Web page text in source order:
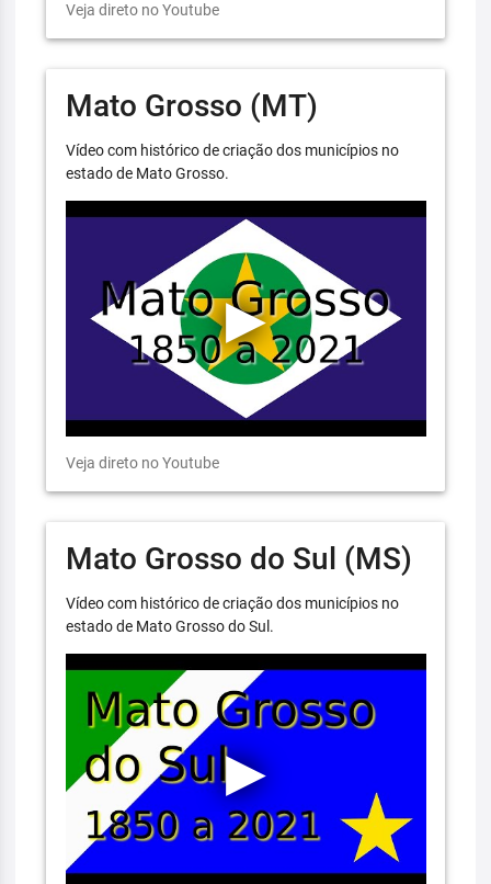
Veja direto no Youtube
Mato Grosso (MT)
Vídeo com histórico de criação dos municípios no
estado de Mato Grosso.
Veja direto no Youtube
Mato Grosso do Sul (MS)
Vídeo com histórico de criação dos municípios no
estado de Mato Grosso do Sul.